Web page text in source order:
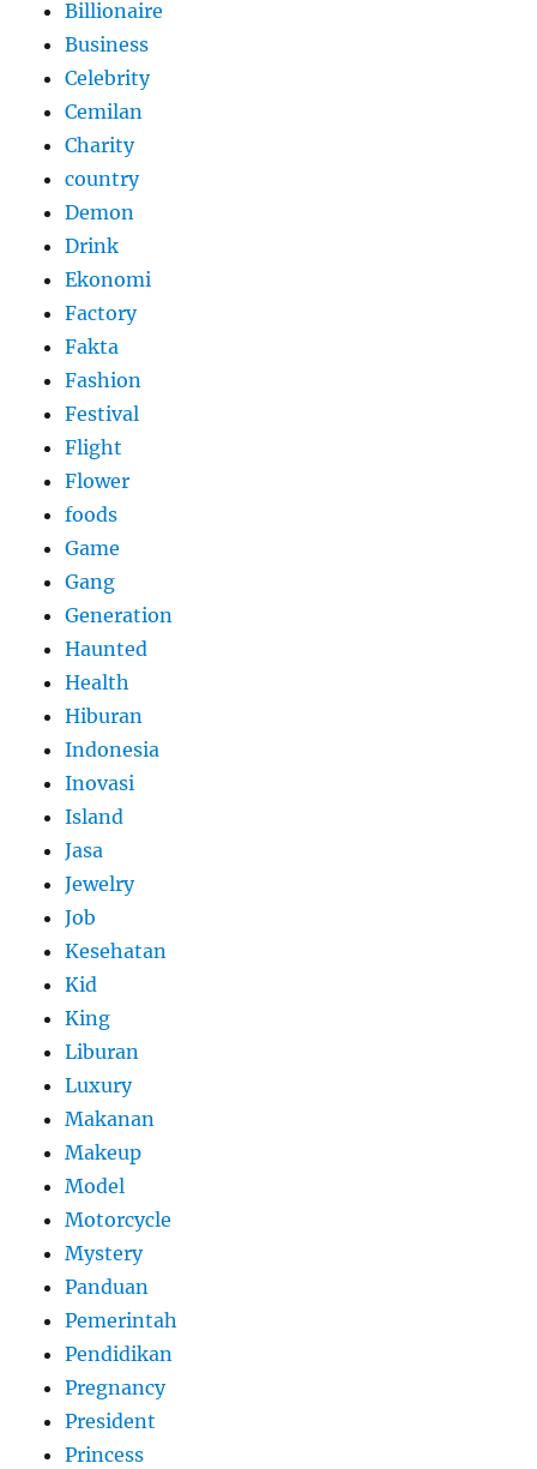
Billionaire
Business
Celebrity
Cemilan
Charity
country
Demon
Drink
Ekonomi
Factory
Fakta
Fashion
Festival
Flight
Flower
foods
Game
Gang
Generation
Haunted
Health
Hiburan
Indonesia
Inovasi
Island
Jasa
Jewelry
Job
Kesehatan
Kid
King
Liburan
Luxury
Makanan
Makeup
Model
Motorcycle
Mystery
Panduan
Pemerintah
Pendidikan
Pregnancy
President
Princess